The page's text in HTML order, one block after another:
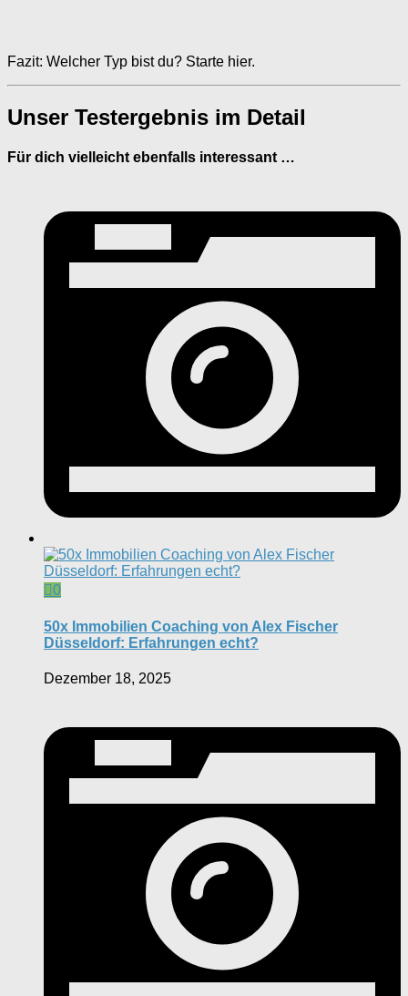
Fazit: Welcher Typ bist du? Starte hier.
Unser Testergebnis im Detail
Für dich vielleicht ebenfalls interessant …
0
50x Immobilien Coaching von Alex Fischer
Düsseldorf: Erfahrungen echt?
Dezember 18, 2025